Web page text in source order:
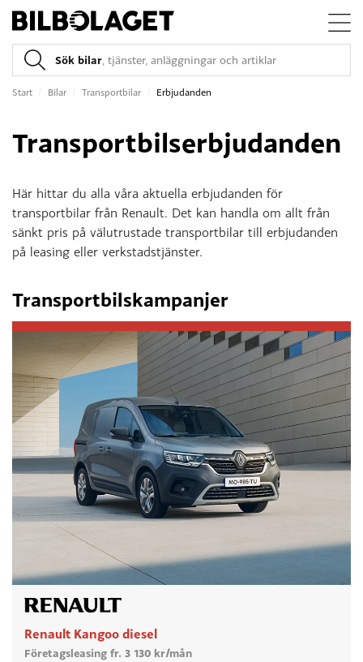
Sök bilar, tjänster, anläggningar och artiklar
Start Bilar Transportbilar Erbjudanden
Transportbilserbjudanden
Här hittar du alla våra aktuella erbjudanden för
transportbilar från Renault. Det kan handla om allt från
sänkt pris på välutrustade transportbilar till erbjudanden
på leasing eller verkstadstjänster.
Transportbilskampanjer
Renault Kangoo diesel
Företagsleasing fr. 3 130 kr/mån